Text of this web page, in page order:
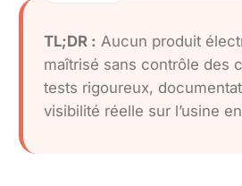
TL;DR : Aucun produit
maîtrisé sans contrôle des
tests rigoureux,
visibilité réelle sur l’usine